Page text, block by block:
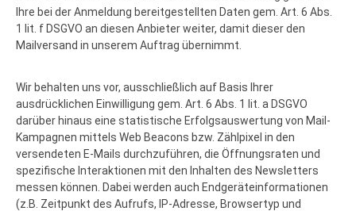
Ihre bei der Anmeldung bereitgestellten Daten gem. Art. 6 Abs.
1 lit. f DSGVO an diesen Anbieter weiter, damit dieser den
Mailversand in unserem Auftrag übernimmt.
Wir behalten uns vor, ausschließlich auf Basis Ihrer
ausdrücklichen Einwilligung gem. Art. 6 Abs. 1 lit. a DSGVO
darüber hinaus eine statistische Erfolgsauswertung von Mail-
Kampagnen mittels Web Beacons bzw. Zählpixel in den
versendeten E-Mails durchzuführen, die Öffnungsraten und
spezifische Interaktionen mit den Inhalten des Newsletters
messen können. Dabei werden auch Endgeräteinformationen
(z.B. Zeitpunkt des Aufrufs, IP-Adresse, Browsertyp und